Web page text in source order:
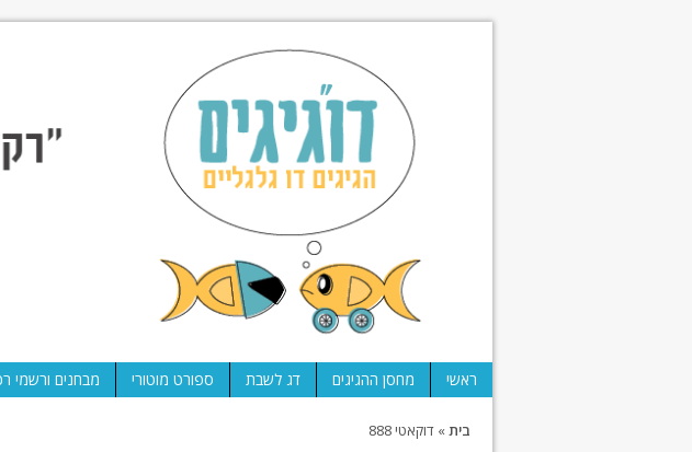
ראשי מחסן ההגיגים דג לשבת ספורט מוטורי מבחנים ורשמי
בית» דוקאטי 888